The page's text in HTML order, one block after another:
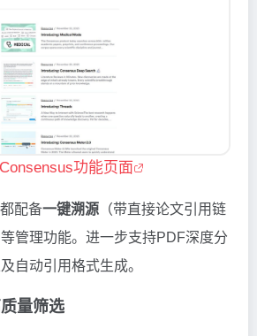
Consensus功能页面
配备一键溯源 （带直接论文引用链
管理功能。进一步支持PDF深度分
自动引用格式生成。
量筛选